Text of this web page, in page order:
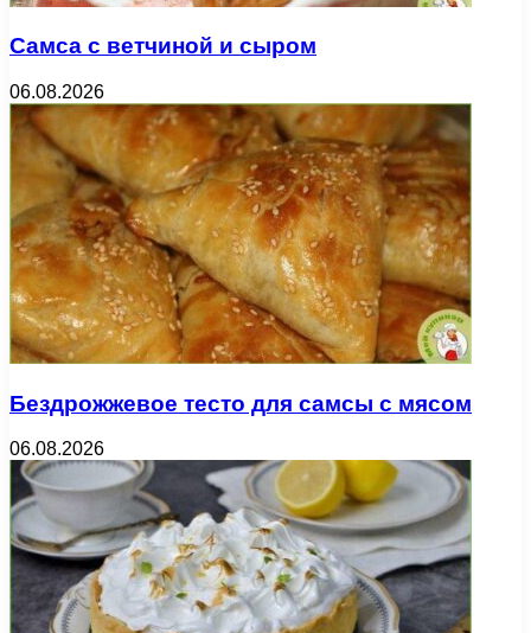
Самса с ветчиной и сыром
06.08.2026
Бездрожжевое тесто для самсы с мясом
06.08.2026